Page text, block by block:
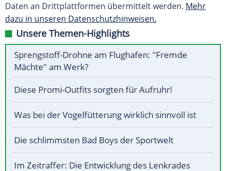
Daten an Drittplattformen übermittelt werden. Mehr
dazu in unseren Datenschutzhinweisen.
Unsere Themen-Highlights
Sprengstoff-Drohne am Flughafen: "Fremde
Mächte" am Werk?
Diese Promi-Outfits sorgten für Aufruhr!
Was bei der Vogelfütterung wirklich sinnvoll ist
Die schlimmsten Bad Boys der Sportwelt
Im Zeitraffer: Die Entwicklung des Lenkrades